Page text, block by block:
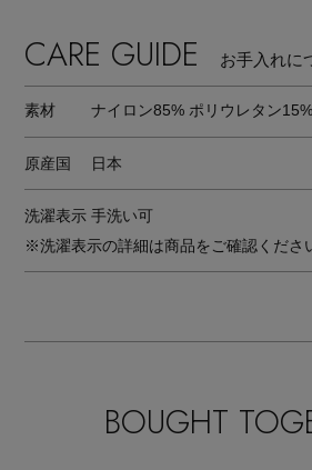
CARE GUIDE お手入れに
素材 ナイロン85% ポリウレタン15%
原産国 日本
洗濯表示 手洗い可
※洗濯表示の詳細は商品をご確認くださ
BOUGHT